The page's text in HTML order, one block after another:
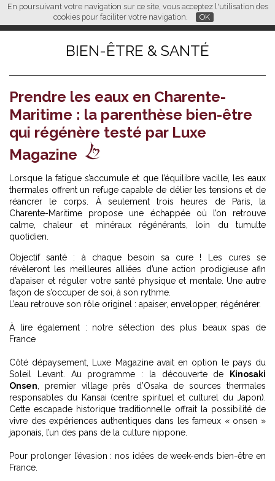
En poursuivant votre navigation sur ce site, vous acceptez l'utilisation des
cookies pour faciliter votre navigation.
OK
FR EN CN
L M
BIEN-ÊTRE & SANTÉ
Prendre les eaux en Charente-
Maritime : la parenthèse bien-être
qui régénère testé par Luxe
Magazine
Lorsque la fatigue s’accumule et que l’équilibre vacille, les eaux
thermales offrent un refuge capable de délier les tensions et de
réancrer le corps. À seulement trois heures de Paris, la
Charente-Maritime propose une échappée où l’on retrouve
calme, chaleur et minéraux régénérants, loin du tumulte
quotidien.
Objectif santé : à chaque besoin sa cure ! Les cures se
révèleront les meilleures alliées d’une action prodigieuse afin
d’apaiser et réguler votre santé physique et mentale. Une autre
façon de s’occuper de soi, à son rythme.
L’eau retrouve son rôle originel : apaiser, envelopper, régénérer.
À lire également : notre sélection des plus beaux spas de
France
Côté dépaysement, Luxe Magazine avait en option le pays du
Soleil Levant. Au programme : la découverte de
Kinosaki
Onsen , premier village près d’Osaka de sources thermales
responsables du Kansai (centre spirituel et culturel du Japon).
Cette escapade historique traditionnelle offrait la possibilité de
vivre des expériences authentiques dans les fameux « onsen »
japonais, l’un des pans de la culture nippone.
Pour prolonger l’évasion : nos idées de week-ends bien-être en
France